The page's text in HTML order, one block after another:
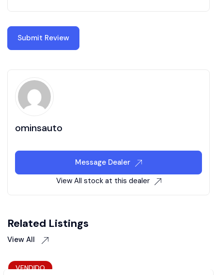
ominsauto
Message Dealer
View All stock at this dealer
Related Listings
View All
VENDIDO